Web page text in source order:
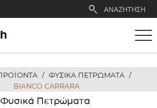
/ ΦΥΣΙΚΑ ΠΕΤΡΩΜΑΤΑ /
BIANCO CARRARA
Φυσικά Πετρώματα